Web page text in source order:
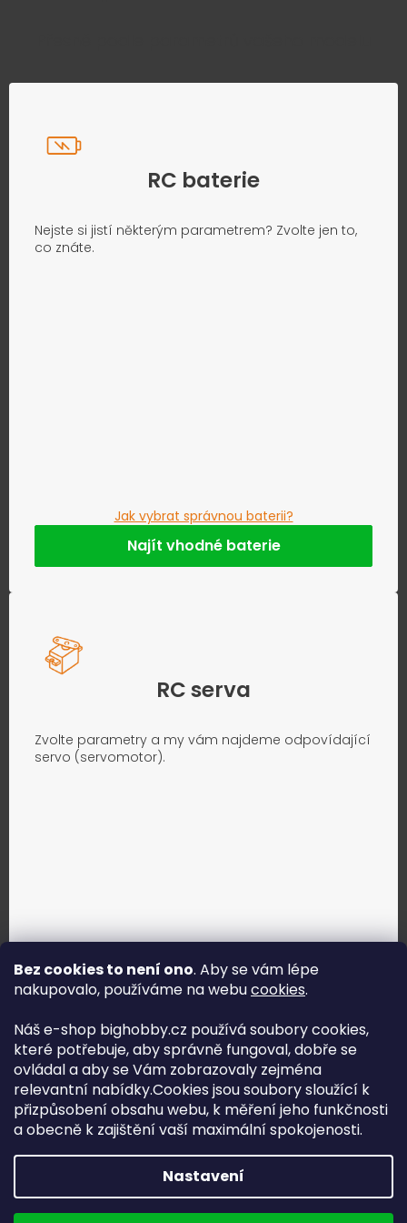
Bez cookies to není ono. Aby se vám lépe
nakupovalo, používáme na webucookies.
Náš e-shop bighobby.cz používá soubory cookies,
které potřebuje, aby správně fungoval, dobře se
ovládal a aby se Vám zobrazovaly zejména
relevantní nabídky.Cookies jsou soubory sloužící k
přizpůsobení obsahu webu, k měření jeho funkčnosti
a obecně k zajištění vaší maximální spokojenosti.
Nastavení
RC baterie
Nejste si jistí některým parametrem? Zvolte jen to,
co znáte.
Jak vybrat správnou baterii?
Najít vhodné baterie
RC serva
Zvolte parametry a my vám najdeme odpovídající
servo (servomotor).
Jak vybrat správné servo?
Najít správné servo
Copyright (c) 2016 -2026 Big hobby.cz - všechna práva